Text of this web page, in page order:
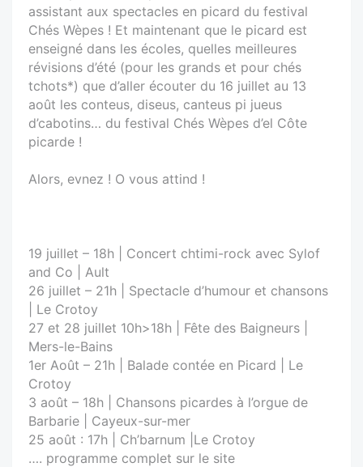
assistant aux spectacles en picard du festival
Chés Wèpes ! Et maintenant que le picard est
enseigné dans les écoles, quelles meilleures
révisions d’été (pour les grands et pour chés
tchots*) que d’aller écouter du 16 juillet au 13
août les conteus, diseus, canteus pi jueus
d’cabotins… du festival Chés Wèpes d’el Côte
picarde !
Alors, evnez ! O vous attind !
19 juillet – 18h | Concert chtimi-rock avec Sylof
and Co | Ault
26 juillet – 21h | Spectacle d’humour et chansons
| Le Crotoy
27 et 28 juillet 10h>18h | Fête des Baigneurs |
Mers-le-Bains
1er Août – 21h | Balade contée en Picard | Le
Crotoy
3 août – 18h | Chansons picardes à l’orgue de
Barbarie | Cayeux-sur-mer
25 août : 17h | Ch’barnum |Le Crotoy
…. programme complet sur le site